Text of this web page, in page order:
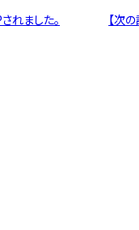
れました。 【次